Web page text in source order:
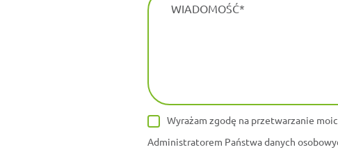
WIADOMOŚĆ
Wyrażam zgodę na przetwarzanie
Administratorem Państwa danych